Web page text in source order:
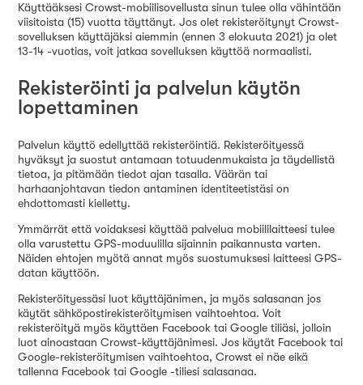
Käyttääksesi Crowst-mobiilisovellusta sinun tulee olla vähintään
viisitoista (15) vuotta täyttänyt. Jos olet rekisteröitynyt Crowst-
sovelluksen käyttäjäksi aiemmin (ennen 3 elokuuta 2021) ja olet
13-14 -vuotias, voit jatkaa sovelluksen käyttöä normaalisti.
Rekisteröinti ja palvelun käytön
lopettaminen
Palvelun käyttö edellyttää rekisteröintiä. Rekisteröityessä
hyväksyt ja suostut antamaan totuudenmukaista ja täydellistä
tietoa, ja pitämään tiedot ajan tasalla. Väärän tai
harhaanjohtavan tiedon antaminen identiteetistäsi on
ehdottomasti kielletty.
Ymmärrät että voidaksesi käyttää palvelua mobiililaitteesi tulee
olla varustettu GPS-moduulilla sijainnin paikannusta varten.
Näiden ehtojen myötä annat myös suostumuksesi laitteesi GPS-
datan käyttöön.
Rekisteröityessäsi luot käyttäjänimen, ja myös salasanan jos
käytät sähköpostirekisteröitymisen vaihtoehtoa. Voit
rekisteröityä myös käyttäen Facebook tai Google tiliäsi, jolloin
luot ainoastaan Crowst-käyttäjänimesi. Jos käytät Facebook tai
Google-rekisteröitymisen vaihtoehtoa, Crowst ei näe eikä
tallenna Facebook tai Google -tiliesi salasanaa.